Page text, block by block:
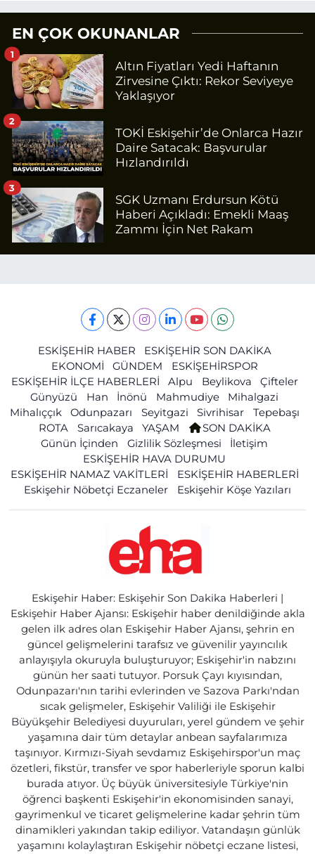
EN ÇOK OKUNANLAR
Altın Fiyatları Yedi Haftanın
Zirvesine Çıktı: Rekor Seviyeye
Yaklaşıyor
1
TOKİ Eskişehir’de Onlarca Hazır
Daire Satacak: Başvurular
Hızlandırıldı
2
SGK Uzmanı Erdursun Kötü
Haberi Açıkladı: Emekli Maaş
Zammı İçin Net Rakam
3
ESKİŞEHİR HABER
ESKİŞEHİR SON DAKİKA
EKONOMİ
GÜNDEM
ESKİŞEHİRSPOR
ESKİŞEHİR İLÇE HABERLERİ
Alpu Beylikova
Çifteler
Günyüzü
Han İnönü Mahmudiye
Mihalgazi
Mihalıççık
Odunpazarı Seyitgazi Sivrihisar
Tepebaşı
ROTA
Sarıcakaya YAŞAM
SON DAKİKA
Günün İçinden
Gizlilik Sözleşmesi
İletişim
ESKİŞEHİR HAVA DURUMU
ESKİŞEHİR NAMAZ VAKİTLERİ
ESKİŞEHİR HABERLERİ
Eskişehir Nöbetçi Eczaneler
Eskişehir Köşe Yazıları
Eskişehir Haber: Eskişehir Son Dakika Haberleri |
Eskişehir Haber Ajansı: Eskişehir haber denildiğinde akla
gelen ilk adres olan Eskişehir Haber Ajansı, şehrin en
güncel gelişmelerini tarafsız ve güvenilir yayıncılık
anlayışıyla okuruyla buluşturuyor; Eskişehir'in nabzını
günün her saati tutuyor. Porsuk Çayı kıyısından,
Odunpazarı'nın tarihi evlerinden ve Sazova Parkı'ndan
sıcak gelişmeler, Eskişehir Valiliği ile Eskişehir
Büyükşehir Belediyesi duyuruları, yerel gündem ve şehir
yaşamına dair tüm detaylar anbean sayfalarımıza
taşınıyor. Kırmızı-Siyah sevdamız Eskişehirspor'un maç
özetleri, fikstür, transfer ve spor haberleriyle sporun kalbi
burada atıyor. Üç büyük üniversitesiyle Türkiye'nin
öğrenci başkenti Eskişehir'in ekonomisinden sanayi,
gayrimenkul ve ticaret gelişmelerine kadar şehrin tüm
dinamikleri yakından takip ediliyor. Vatandaşın günlük
yaşamını kolaylaştıran Eskişehir nöbetçi eczane listesi,